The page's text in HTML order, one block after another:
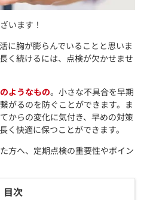
います！
に胸が膨らんでいることと思いま
く続けるには、点検が欠かせませ
ようなもの。小さな不具合を早期
がるのを防ぐことができます。ま
からの変化に気付き、早めの対策
く快適に保つことができます。
方へ、定期点検の重要性やポイン
目次